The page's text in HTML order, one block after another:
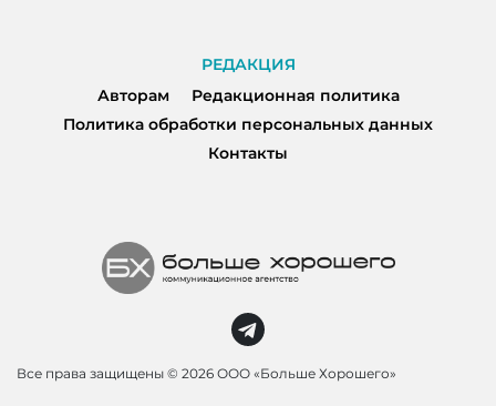
РЕДАКЦИЯ
Авторам
Редакционная политика
Политика обработки персональных данных
Контакты
Все права защищены © 2026 ООО «Больше Хорошего»